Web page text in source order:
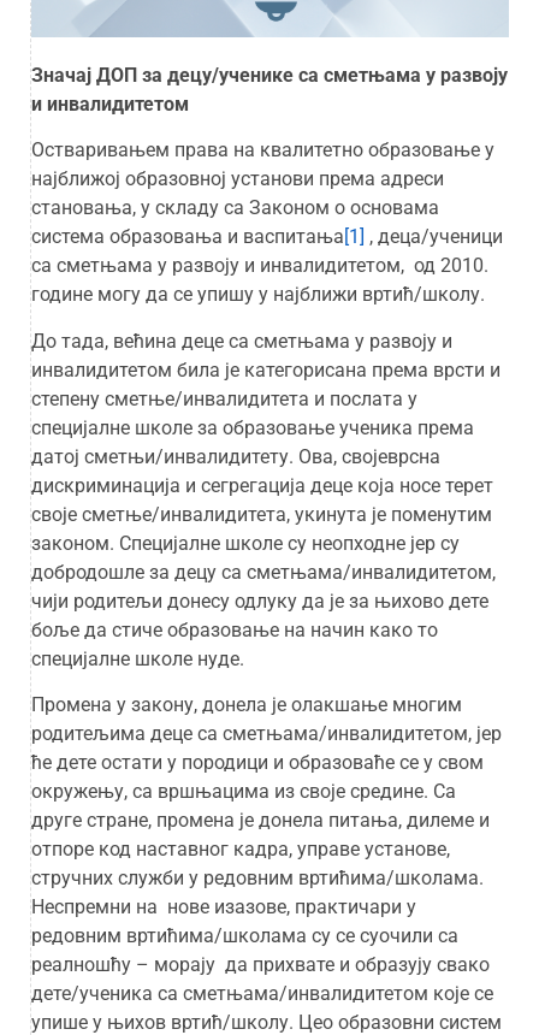
Значај ДОП за децу/ученике са сметњама у развоју
и инвалидитетом
Остваривањем права на квалитетно образовање у
најближој образовној установи према адреси
становања, у складу са Законом о основама
система образовања и васпитања [1] , деца/ученици
са сметњама у развоју и инвалидитетом, од 2010.
године могу да се упишу у најближи вртић/школу.
До тада, већина деце са сметњама у развоју и
инвалидитетом била је категорисана према врсти и
степену сметње/инвалидитета и послата у
специјалне школе за образовање ученика према
датој сметњи/инвалидитету. Ова, својеврсна
дискриминација и сегрегација деце која носе терет
своје сметње/инвалидитета, укинута је поменутим
законом. Специјалне школе су неопходне јер су
добродошле за децу са сметњама/инвалидитетом,
чији родитељи донесу одлуку да је за њихово дете
боље да стиче образовање на начин како то
специјалне школе нуде.
Промена у закону, донела је олакшање многим
родитељима деце са сметњама/инвалидитетом, јер
ће дете остати у породици и образоваће се у свом
окружењу, са вршњацима из своје средине. Са
друге стране, промена је донела питања, дилеме и
отпоре код наставног кадра, управе установе,
стручних служби у редовним вртићима/школама.
Неспремни на нове изазове, практичари у
редовним вртићима/школама су се суочили са
реалношћу – морају да прихвате и образују свако
дете/ученика са сметњама/инвалидитетом које се
упише у њихов вртић/школу. Цео образовни систем